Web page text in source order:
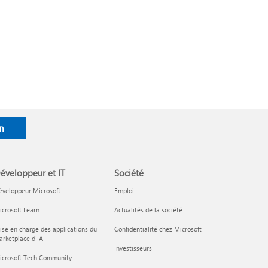
et IT
Microsoft
Learn
en charge des applications du
d’IA
Tech Community
Société
Emploi
Actualités de la société
Confidentialité chez Microsoft
Investisseurs